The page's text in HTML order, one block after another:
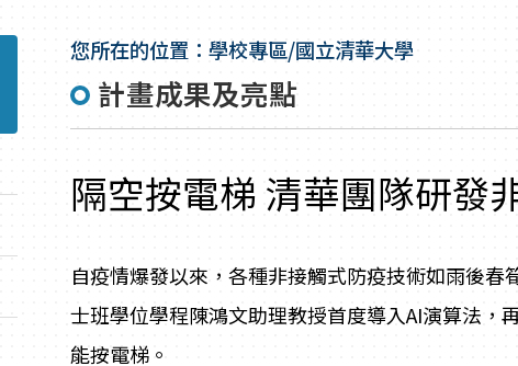
您所在的位置：學校專區/國立清華大學
計畫成果及亮點
隔空按電梯 清華團隊研發
自疫情爆發以來，各種非接觸式防疫技術如雨後
士班學位學程陳鴻文助理教授首度導入AI演算法
能按電梯。